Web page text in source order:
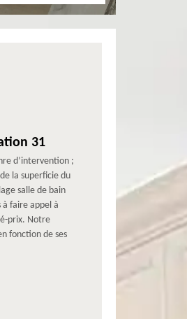
31
d’intervention ;
la superficie du
salle de bain
à faire appel à
prix. Notre
fonction de ses